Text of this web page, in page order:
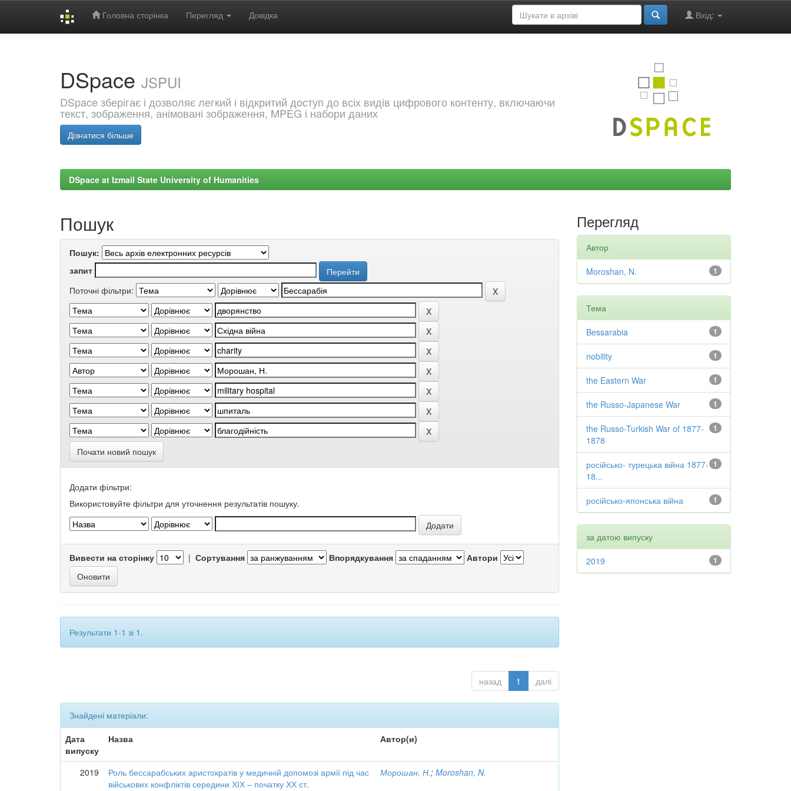
Головна сторінка Перегляд Довідка Вхід:
DSpace JSPUI
DSpace зберігає і дозволяє легкий і відкритий доступ до всіх видів цифрового контенту, включаючи
текст, зображення, анімовані зображення, MPEG і набори даних
Дізнатися більше
DSpace at Izmail State University of Humanities
Пошук
Пошук:
запит
Поточні фільтри:
Почати новий пошук
Додати фільтри:
Використовуйте фільтри для уточнення результатів пошуку.
Вивести на сторінку | Сортування Впорядкування Автори
Результати 1-1 зі 1.
назад 1 далі
Знайдені матеріали:
Дата
випуску
Назва Автор(и)
2019
Роль бессарабських аристократів у медичній допомозі армії під час
військових конфліктів середини ХІХ – початку ХХ ст.
Морошан, Н.;Moroshan, N.
Перегляд
Автор
1
Moroshan, N.
Тема
1
Bessarabia
1
nobility
1
the Eastern War
1
the Russo-Japanese War
1
the Russo-Turkish War of 1877-
1878
1
російсько- турецька війна 1877-
18...
1
російсько-японська війна
за датою випуску
1
2019